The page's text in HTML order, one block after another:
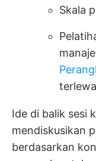
Skala
Ide di balik sesi
mendiskusikan
berdasarkan